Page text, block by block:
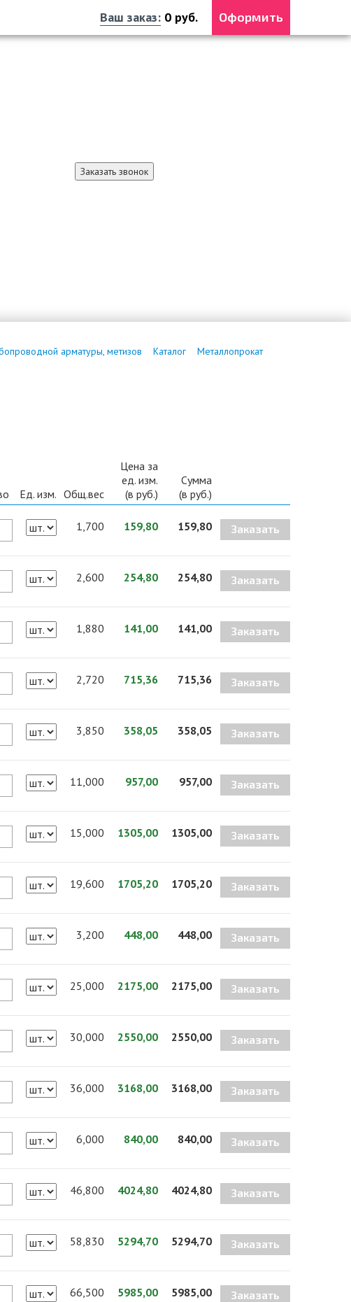
Ваш заказ: 0 руб. Оформить
Заказать звонок
арматуры, метизов Каталог
Металлопрокат
Ед. изм. Общ.вес
Цена за
ед. изм.
(в руб.)
Сумма
(в руб.)
1,700 159,80 159,80 Заказать
2,600 254,80 254,80 Заказать
1,880 141,00 141,00 Заказать
2,720 715,36 715,36 Заказать
3,850 358,05 358,05 Заказать
11,000 957,00 957,00 Заказать
15,000 1305,00 1305,00 Заказать
19,600 1705,20 1705,20 Заказать
3,200 448,00 448,00 Заказать
25,000 2175,00 2175,00 Заказать
30,000 2550,00 2550,00 Заказать
36,000 3168,00 3168,00 Заказать
6,000 840,00 840,00 Заказать
46,800 4024,80 4024,80 Заказать
58,830 5294,70 5294,70 Заказать
66,500 5985,00 5985,00 Заказать